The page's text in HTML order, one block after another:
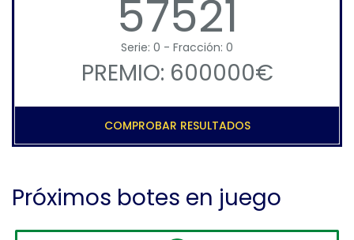
57521
Serie: 0 - Fracción: 0
PREMIO: 600000€
COMPROBAR RESULTADOS
Próximos botes en juego